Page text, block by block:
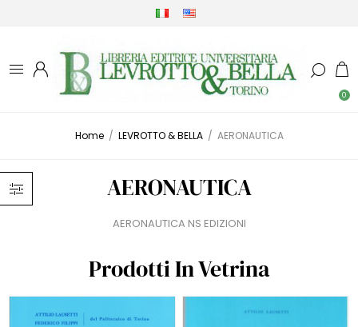
0
Home / LEVROTTO & BELLA / AERONAUTICA
AERONAUTICA
AERONAUTICA NS EDIZIONI
Prodotti In Vetrina